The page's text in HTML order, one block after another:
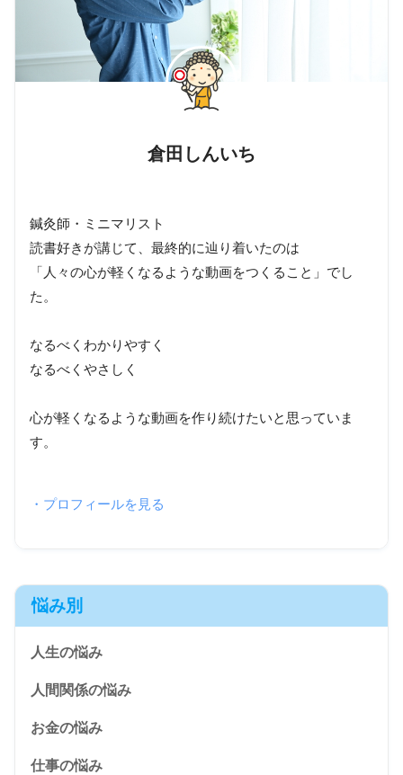
倉田しんいち
鍼灸師・ミニマリスト
読書好きが講じて、最終的に辿り着いたのは
「人々の心が軽くなるような動画をつくること」でし
た。
なるべくわかりやすく
なるべくやさしく
心が軽くなるような動画を作り続けたいと思っていま
す。
・プロフィールを見る
悩み別
人生の悩み
人間関係の悩み
お金の悩み
仕事の悩み